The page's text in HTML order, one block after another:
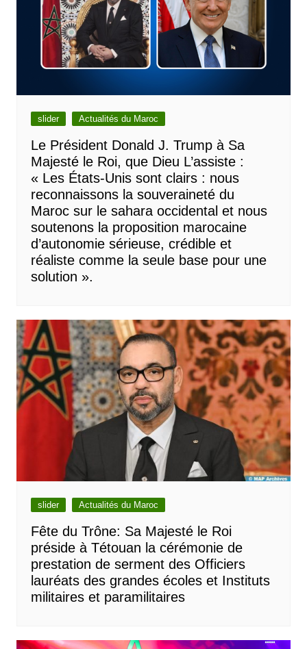
slider Actualités du Maroc
Le Président Donald J. Trump à Sa
Majesté le Roi, que Dieu L’assiste :
« Les États-Unis sont clairs : nous
reconnaissons la souveraineté du
Maroc sur le sahara occidental et nous
soutenons la proposition marocaine
d’autonomie sérieuse, crédible et
réaliste comme la seule base pour une
solution ».
slider Actualités du Maroc
Fête du Trône: Sa Majesté le Roi
préside à Tétouan la cérémonie de
prestation de serment des Officiers
lauréats des grandes écoles et Instituts
militaires et paramilitaires